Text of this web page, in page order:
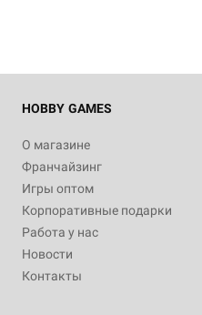
HOBBY GAMES
О магазине
Франчайзинг
Игры оптом
Корпоративные подарки
Работа у нас
Новости
Контакты
Белая смерть
12 990
Настольная игра Hobby
3 490